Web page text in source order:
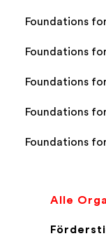
Foundations
Foundations
Foundations
Foundations
Foundations
Alle